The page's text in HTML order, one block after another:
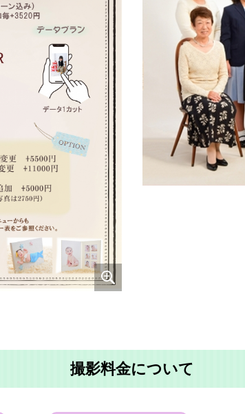
撮影料金について